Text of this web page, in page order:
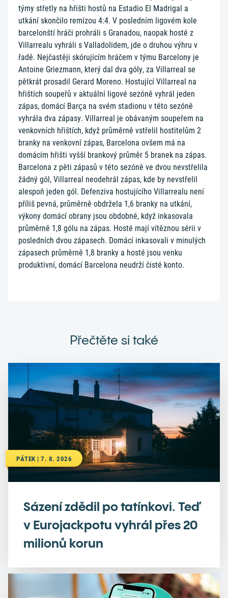
týmy střetly na hřišti hostů na Estadio El Madrigal a
utkání skončilo remízou 4:4. V posledním ligovém kole
barcelonští hráči prohráli s Granadou, naopak hosté z
Villarrealu vyhráli s Valladolidem, jde o druhou výhru v
řadě. Nejčastěji skórujícím hráčem v týmu Barcelony je
Antoine Griezmann, který dal dva góly, za Villarreal se
pětkrát prosadil Gerard Moreno. Hostující Villarreal na
hřištích soupeřů v aktuální ligové sezóně vyhrál jeden
zápas, domácí Barça na svém stadionu v této sezóně
vyhrála dva zápasy. Villarreal je obávaným soupeřem na
venkovních hřištích, když průměrně vstřelil hostitelům 2
branky na venkovní zápas, Barcelona ovšem má na
domácím hřišti vyšší brankový průměr 5 branek na zápas.
Barcelona z pěti zápasů v této sezóně ve dvou nevstřelila
žádný gól, Villarreal neodehrál zápas, kde by nevstřelil
alespoň jeden gól. Defenziva hostujícího Villarrealu není
příliš pevná, průměrně obdržela 1,6 branky na utkání,
výkony domácí obrany jsou obdobné, když inkasovala
průměrně 1,8 gólu na zápas. Hosté mají vítěznou sérii v
posledních dvou zápasech. Domácí inkasovali v minulých
zápasech průměrně 1,8 branky a hosté jsou venku
produktivní, domácí Barcelona neudrží čisté konto.
Přečtěte si také
PÁTEK | 7. 8. 2026
Sázení zdědil po tatínkovi. Teď
v Eurojackpotu vyhrál přes 20
milionů korun